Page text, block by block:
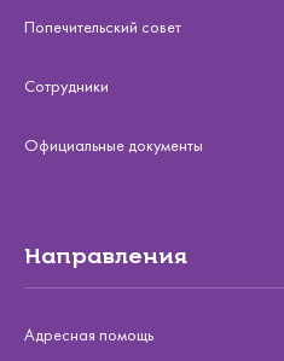
Попечительский совет
Сотрудники
Официальные документы
Направления
Адресная помощь